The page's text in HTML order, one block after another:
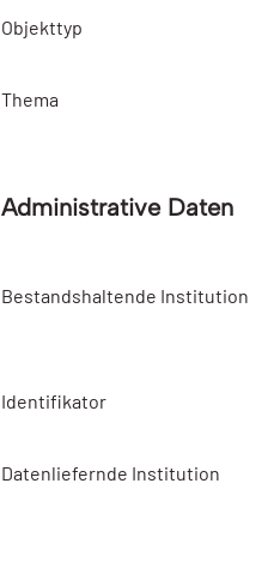
Objekttyp
Thema
Administrative Daten
Bestandshaltende Institution
Identifikator
Datenliefernde Institution